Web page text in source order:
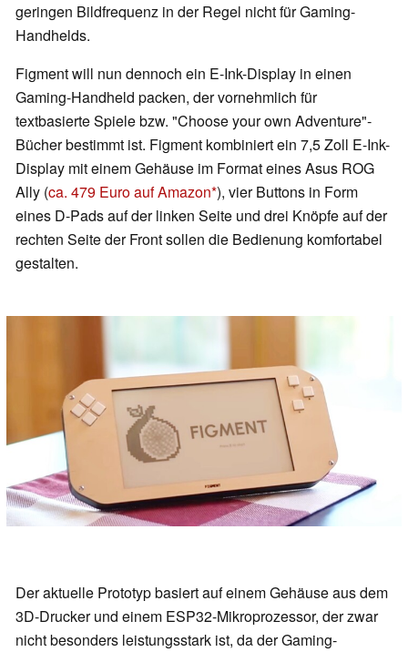
geringen Bildfrequenz in der Regel nicht für Gaming-
Handhelds.
Figment will nun dennoch ein E-Ink-Display in einen
Gaming-Handheld packen, der vornehmlich für
textbasierte Spiele bzw. "Choose your own Adventure"-
Bücher bestimmt ist. Figment kombiniert ein 7,5 Zoll E-Ink-
Display mit einem Gehäuse im Format eines Asus ROG
Ally (ca. 479 Euro auf Amazon ), vier Buttons in Form
eines D-Pads auf der linken Seite und drei Knöpfe auf der
rechten Seite der Front sollen die Bedienung komfortabel
gestalten.
Der aktuelle Prototyp basiert auf einem Gehäuse aus dem
3D-Drucker und einem ESP32-Mikroprozessor, der zwar
nicht besonders leistungsstark ist, da der Gaming-